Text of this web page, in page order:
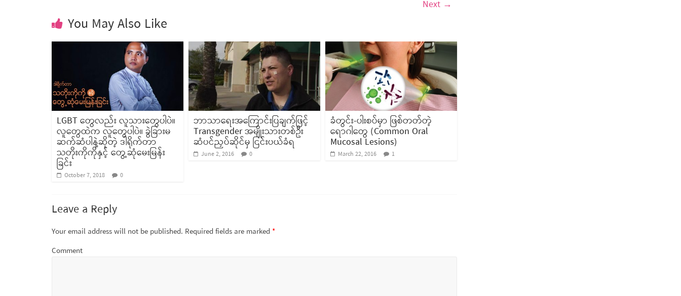
Next →
You May Also Like
LGBT တွေလည်း လူသားတွေပါပဲ။
လူတွေထဲက လူတွေပါပဲ။ ခွဲခြားမ
ဆက်ဆံပါနဲ့ဆိုတဲ့ ဒါရိုက်တာ
သတိုးကိုကိုနှင့် တွေ့ဆုံမေးမြန်း
ခြင်း
October 7, 2018 0
ဘာသာရေးအကြောင်းပြချက်ဖြင့်
Transgender အမျိုးသားတစ်ဦး
ဆံပင်ညှပ်ဆိုင်မှ ငြင်းပယ်ခံရ
June 2, 2016 0
ခံတွင်း-ပါးစပ်မှာ ဖြစ်တတ်တဲ့
ရောဂါတွေ (Common Oral
Mucosal Lesions)
March 22, 2016 1
Leave a Reply
Your email address will not be published. Required fields are marked *
Comment